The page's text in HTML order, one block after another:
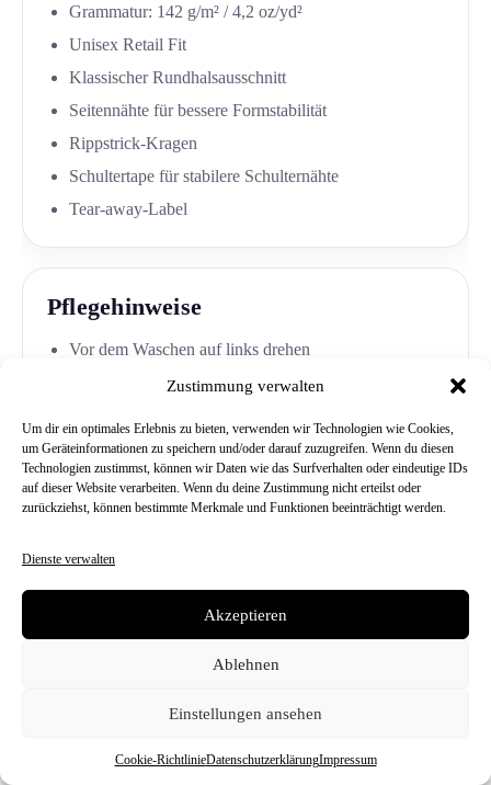
Zustimmung verwalten
Um dir ein optimales Erlebnis zu bieten, verwenden wir Technologien wie Cookies,
um Geräteinformationen zu speichern und/oder darauf zuzugreifen. Wenn du diesen
Technologien zustimmst, können wir Daten wie das Surfverhalten oder eindeutige IDs
auf dieser Website verarbeiten. Wenn du deine Zustimmung nicht erteilst oder
zurückziehst, können bestimmte Merkmale und Funktionen beeinträchtigt werden.
Dienste verwalten
Akzeptieren
Ablehnen
Einstellungen ansehen
Cookie-RichtlinieDatenschutzerklärungImpressum
Grammatur: 142 g/m² / 4,2 oz/yd²
Unisex Retail Fit
Klassischer Rundhalsausschnitt
Seitennähte für bessere Formstabilität
Rippstrick-Kragen
Schultertape für stabilere Schulternähte
Tear-away-Label
Pflegehinweise
Vor dem Waschen auf links drehen
Mit ähnlichen Farben waschen
Lufttrocknung empfohlen
Motiv nicht direkt bügeln
Pflegeetikett im Shirt beachten
Lieblingsshirt?
Hol dir das Bella+Canvas 3001 Unisex T-Shirt von